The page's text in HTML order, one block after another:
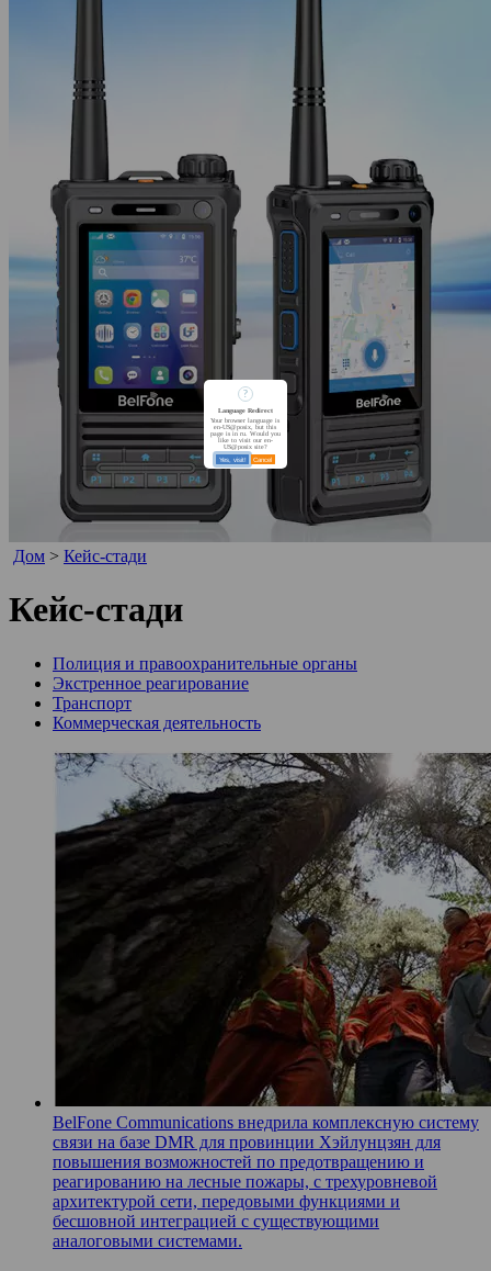
Дом > Кейс-стади
Кейс-стади
Полиция и правоохранительные органы
Экстренное реагирование
Транспорт
Коммерческая деятельность
BelFone Communications внедрила комплексную систему
связи на базе DMR для провинции Хэйлунцзян для
повышения возможностей по предотвращению и
реагированию на лесные пожары, с трехуровневой
архитектурой сети, передовыми функциями и
бесшовной интеграцией с существующими
аналоговыми системами.
?
Language Redirect
Your browser language is
en-US@posix, but this
page is in ru. Would you
like to visit our en-
US@posix site?
Yes, visit! Cancel